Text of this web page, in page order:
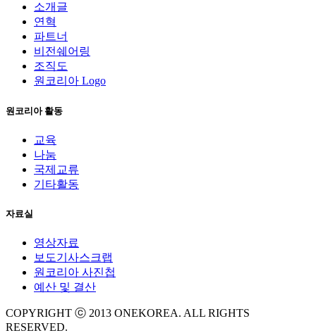
소개글
연혁
파트너
비전쉐어링
조직도
원코리아 Logo
원코리아 활동
교육
나눔
국제교류
기타활동
자료실
영상자료
보도기사스크랩
원코리아 사진첩
예산 및 결산
COPYRIGHT ⓒ 2013 ONEKOREA. ALL RIGHTS
RESERVED.